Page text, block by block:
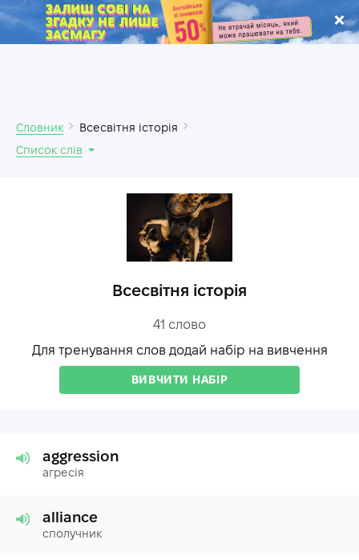
.
Словник
Всесвітня історія
Список слів
Всесвітня історія
41 слово
Для тренування слов додай набір на вивчення
ВИВЧИТИ НАБІР
aggression
агресія
alliance
сполучник